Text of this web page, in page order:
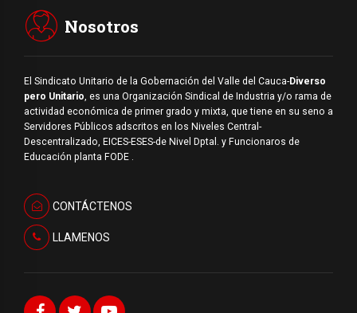
Nosotros
El Sindicato Unitario de la Gobernación del Valle del Cauca-Diverso
pero Unitario, es una Organización Sindical de Industria y/o rama de
actividad económica de primer grado y mixta, que tiene en su seno a
Servidores Públicos adscritos en los Niveles Central-
Descentralizado, EICES-ESES-de Nivel Dptal. y Funcionaros de
Educación planta FODE .
CONTÁCTENOS
LLAMENOS